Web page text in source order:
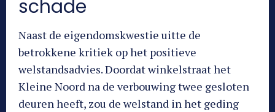
schade
Naast de eigendomskwestie uitte de
betrokkene kritiek op het positieve
welstandsadvies. Doordat winkelstraat het
Kleine Noord na de verbouwing twee gesloten
deuren heeft, zou de welstand in het geding